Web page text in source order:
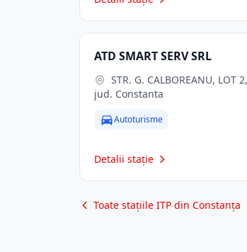
ATD SMART SERV SRL
jud. Constanta
Autoturisme
Detalii stație
Toate stațiile ITP din Constanța